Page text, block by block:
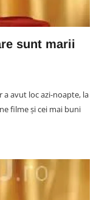
sunt marii
a avut loc azi-noapte, la
filme și cei mai buni